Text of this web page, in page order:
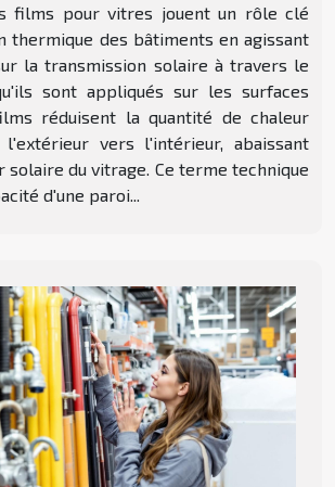
films pour vitres jouent un rôle clé
thermique des bâtiments en agissant
la transmission solaire à travers le
sont appliqués sur les surfaces
réduisent la quantité de chaleur
vers l'intérieur, abaissant
solaire du vitrage. Ce terme technique
d'une paroi...